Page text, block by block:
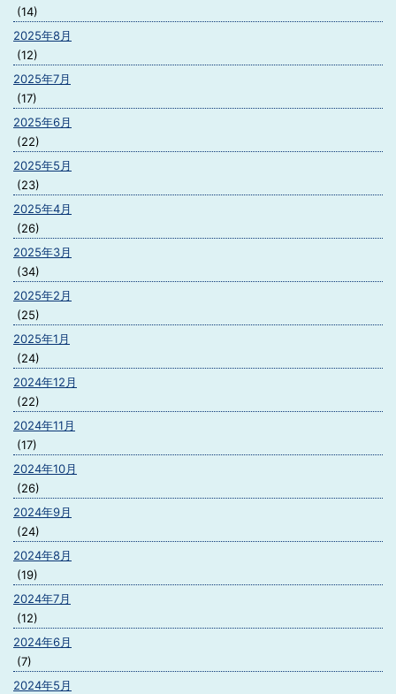
(14)
2025年8月
(12)
2025年7月
(17)
2025年6月
(22)
2025年5月
(23)
2025年4月
(26)
2025年3月
(34)
2025年2月
(25)
2025年1月
(24)
2024年12月
(22)
2024年11月
(17)
2024年10月
(26)
2024年9月
(24)
2024年8月
(19)
2024年7月
(12)
2024年6月
(7)
2024年5月